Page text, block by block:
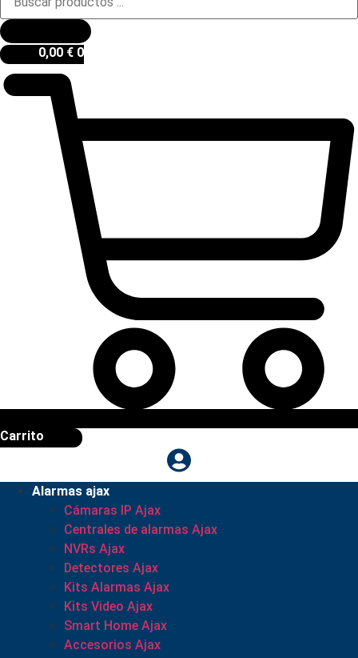
productos
0,00 € 0
Carrito
Alarmas ajax
Cámaras IP Ajax
Centrales de alarmas Ajax
NVRs Ajax
Detectores Ajax
Kits Alarmas Ajax
Kits Video Ajax
Smart Home Ajax
Accesorios Ajax